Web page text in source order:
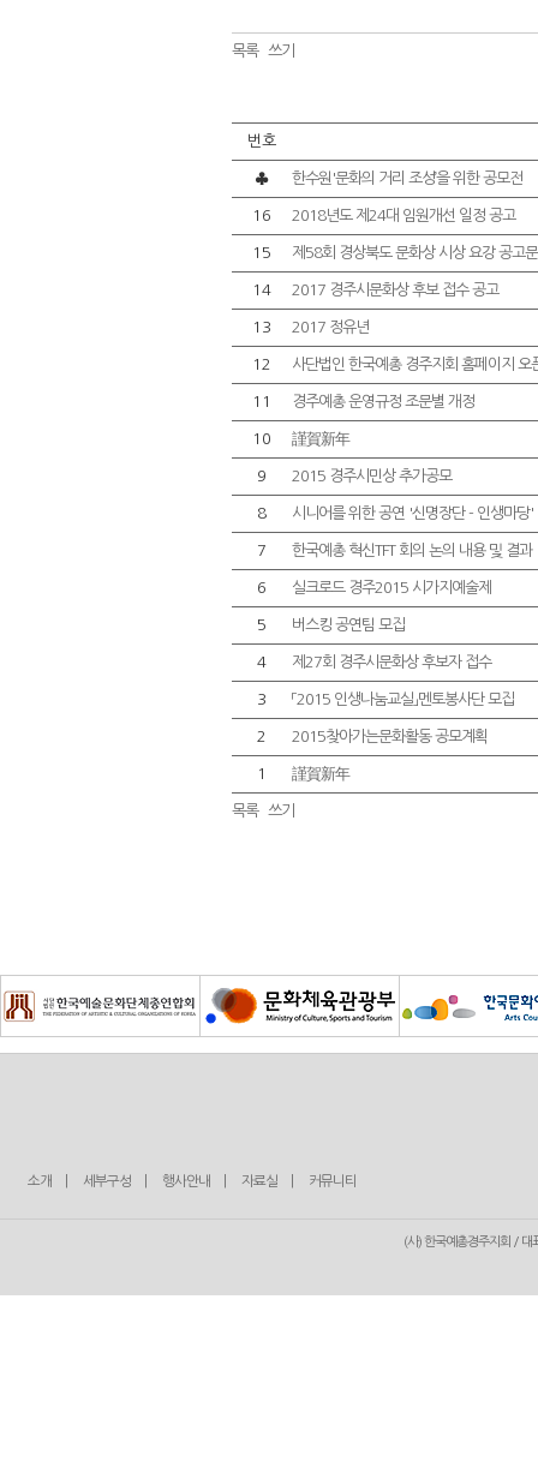
목록 쓰기
번호
♣ 한수원'문화의 거리 조성’을 위한 공모전
16 2018년도 제24대 임원개선 일정 공고
15 제58회 경상북도 문화상 시상 요강 공고문
14 2017 경주시문화상 후보 접수 공고
13 2017 정유년
12 사단법인 한국예총 경주지회 홈페이지 오
11 경주예총 운영규정 조문별 개정
10 謹賀新年
9 2015 경주시민상 추가공모
8 시니어를 위한 공연 '신명장단 - 인생마당'
7 한국예총 혁신TFT 회의 논의 내용 및 결과
6 실크로드 경주2015 시가지예술제
5 버스킹 공연팀 모집
4 제27회 경주시문화상 후보자 접수
3 「2015 인생나눔교실」멘토봉사단 모집
2 2015찾아가는문화활동 공모계획
1 謹賀新年
목록 쓰기
소개 세부구성 행사안내 |자료실 커뮤니티
(사) 한국예총경주지회 /